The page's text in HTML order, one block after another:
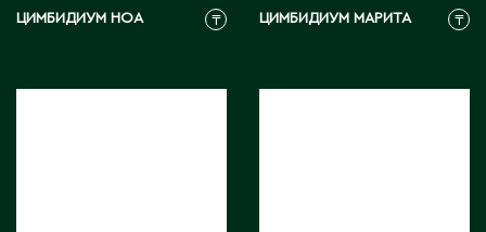
ЦИМБИДИУМ НОА ₸ ЦИМБИДИУМ МАРИТА ₸